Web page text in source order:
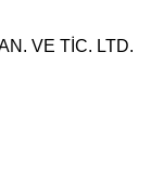
VE TİC. LTD.